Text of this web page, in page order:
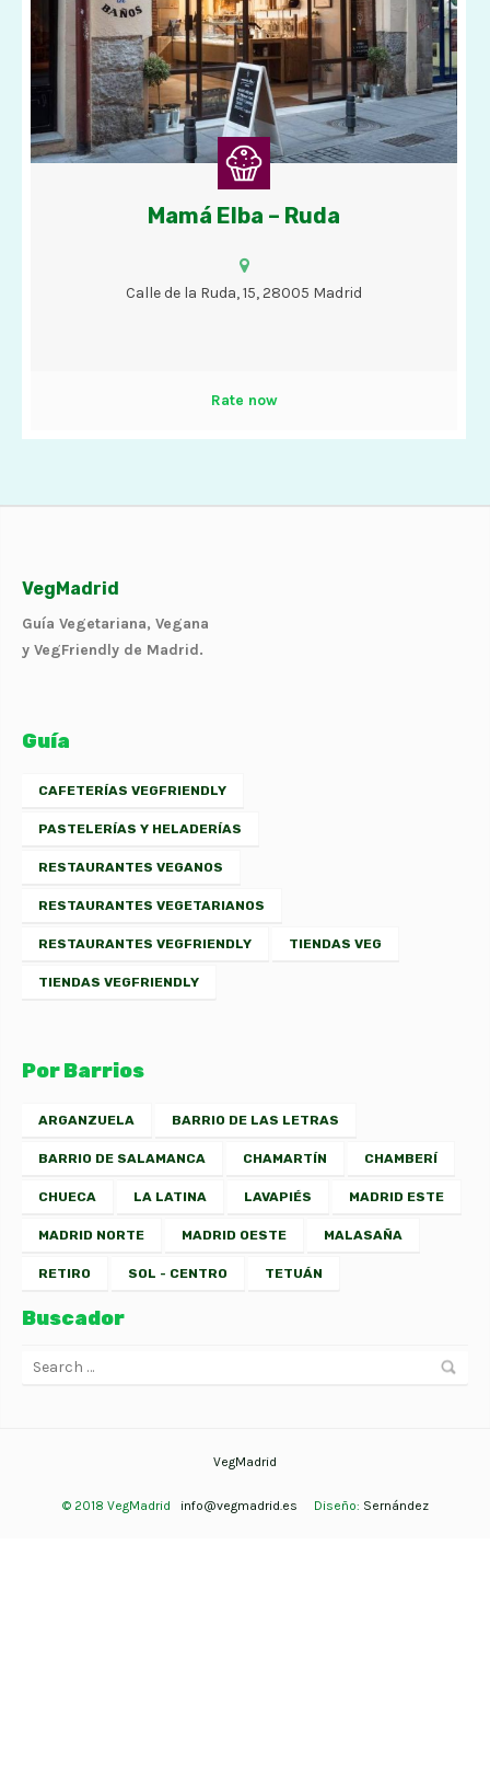
Cafés, tés, chocolate con churros, bizcochos, tartas y helados
Mamá Elba – Ruda
Calle de la Ruda, 15, 28005 Madrid
Rate now
VegMadrid
Guía Vegetariana, Vegana
y VegFriendly de Madrid.
Guía
CAFETERÍAS VEGFRIENDLY
PASTELERÍAS Y HELADERÍAS
RESTAURANTES VEGANOS
RESTAURANTES VEGETARIANOS
RESTAURANTES VEGFRIENDLY TIENDAS VEG
TIENDAS VEGFRIENDLY
Por Barrios
ARGANZUELA BARRIO DE LAS LETRAS
BARRIO DE SALAMANCA CHAMARTÍN CHAMBERÍ
CHUECA LA LATINA LAVAPIÉS MADRID ESTE
MADRID NORTE MADRID OESTE MALASAÑA
RETIRO SOL - CENTRO TETUÁN
Buscador
VegMadrid
© 2018 VegMadrid info@vegmadrid.es Diseño: Sernández